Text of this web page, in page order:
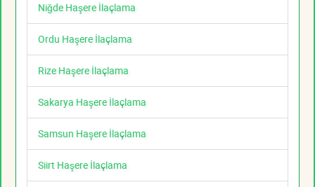
Niğde Haşere İlaçlama
Ordu Haşere İlaçlama
Rize Haşere İlaçlama
Sakarya Haşere İlaçlama
Samsun Haşere İlaçlama
Siirt Haşere İlaçlama